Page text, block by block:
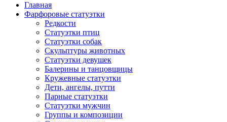
Главная
Фарфоровые статуэтки
Редкости
Cтатуэтки птиц
Cтатуэтки собак
Скульптуры животных
Статуэтки девушек
Балерины и танцовщицы
Кружевные статуэтки
Дети, ангелы, путти
Парные статуэтки
Статуэтки мужчин
Группы и композиции